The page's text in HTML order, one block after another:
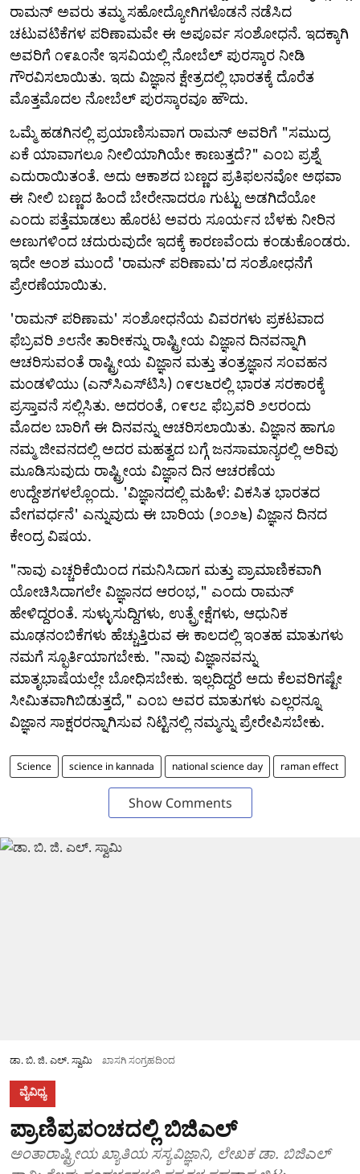
ರಾಮನ್ ಅವರು ತಮ್ಮ ಸಹೋದ್ಯೋಗಿಗಳೊಡನೆ ನಡೆಸಿದ
ಚಟುವಟಿಕೆಗಳ ಪರಿಣಾಮವೇ ಈ ಅಪೂರ್ವ ಸಂಶೋಧನೆ. ಇದಕ್ಕಾಗಿ
ಅವರಿಗೆ ೧೯೩೦ನೇ ಇಸವಿಯಲ್ಲಿ ನೋಬೆಲ್ ಪುರಸ್ಕಾರ ನೀಡಿ
ಗೌರವಿಸಲಾಯಿತು. ಇದು ವಿಜ್ಞಾನ ಕ್ಷೇತ್ರದಲ್ಲಿ ಭಾರತಕ್ಕೆ ದೊರೆತ
ಮೊತ್ತಮೊದಲ ನೋಬೆಲ್ ಪುರಸ್ಕಾರವೂ ಹೌದು.
ಒಮ್ಮೆ ಹಡಗಿನಲ್ಲಿ ಪ್ರಯಾಣಿಸುವಾಗ ರಾಮನ್ ಅವರಿಗೆ "ಸಮುದ್ರ
ಏಕೆ ಯಾವಾಗಲೂ ನೀಲಿಯಾಗಿಯೇ ಕಾಣುತ್ತದೆ?" ಎಂಬ ಪ್ರಶ್ನೆ
ಎದುರಾಯಿತಂತೆ. ಅದು ಆಕಾಶದ ಬಣ್ಣದ ಪ್ರತಿಫಲನವೋ ಅಥವಾ
ಈ ನೀಲಿ ಬಣ್ಣದ ಹಿಂದೆ ಬೇರೇನಾದರೂ ಗುಟ್ಟು ಅಡಗಿದೆಯೋ
ಎಂದು ಪತ್ತೆಮಾಡಲು ಹೊರಟ ಅವರು ಸೂರ್ಯನ ಬೆಳಕು ನೀರಿನ
ಅಣುಗಳಿಂದ ಚದುರುವುದೇ ಇದಕ್ಕೆ ಕಾರಣವೆಂದು ಕಂಡುಕೊಂಡರು.
ಇದೇ ಅಂಶ ಮುಂದೆ 'ರಾಮನ್ ಪರಿಣಾಮ'ದ ಸಂಶೋಧನೆಗೆ
ಪ್ರೇರಣೆಯಾಯಿತು.
'ರಾಮನ್ ಪರಿಣಾಮ' ಸಂಶೋಧನೆಯ ವಿವರಗಳು ಪ್ರಕಟವಾದ
ಫೆಬ್ರವರಿ ೨೮ನೇ ತಾರೀಕನ್ನು ರಾಷ್ಟ್ರೀಯ ವಿಜ್ಞಾನ ದಿನವನ್ನಾಗಿ
ಆಚರಿಸುವಂತೆ ರಾಷ್ಟ್ರೀಯ ವಿಜ್ಞಾನ ಮತ್ತು ತಂತ್ರಜ್ಞಾನ ಸಂವಹನ
ಮಂಡಳಿಯು (ಎನ್‌ಸಿಎಸ್‌ಟಿಸಿ) ೧೯೮೬ರಲ್ಲಿ ಭಾರತ ಸರಕಾರಕ್ಕೆ
ಪ್ರಸ್ತಾವನೆ ಸಲ್ಲಿಸಿತು. ಅದರಂತೆ, ೧೯೮೭ ಫೆಬ್ರವರಿ ೨೮ರಂದು
ಮೊದಲ ಬಾರಿಗೆ ಈ ದಿನವನ್ನು ಆಚರಿಸಲಾಯಿತು. ವಿಜ್ಞಾನ ಹಾಗೂ
ನಮ್ಮ ಜೀವನದಲ್ಲಿ ಅದರ ಮಹತ್ವದ ಬಗ್ಗೆ ಜನಸಾಮಾನ್ಯರಲ್ಲಿ ಅರಿವು
ಮೂಡಿಸುವುದು ರಾಷ್ಟ್ರೀಯ ವಿಜ್ಞಾನ ದಿನ ಆಚರಣೆಯ
ಉದ್ದೇಶಗಳಲ್ಲೊಂದು. 'ವಿಜ್ಞಾನದಲ್ಲಿ ಮಹಿಳೆ: ವಿಕಸಿತ ಭಾರತದ
ವೇಗವರ್ಧನೆ' ಎನ್ನುವುದು ಈ ಬಾರಿಯ (೨೦೨೬) ವಿಜ್ಞಾನ ದಿನದ
ಕೇಂದ್ರ ವಿಷಯ.
"ನಾವು ಎಚ್ಚರಿಕೆಯಿಂದ ಗಮನಿಸಿದಾಗ ಮತ್ತು ಪ್ರಾಮಾಣಿಕವಾಗಿ
ಯೋಚಿಸಿದಾಗಲೇ ವಿಜ್ಞಾನದ ಆರಂಭ," ಎಂದು ರಾಮನ್
ಹೇಳಿದ್ದರಂತೆ. ಸುಳ್ಳುಸುದ್ದಿಗಳು, ಉತ್ಪ್ರೇಕ್ಷೆಗಳು, ಆಧುನಿಕ
ಮೂಢನಂಬಿಕೆಗಳು ಹೆಚ್ಚುತ್ತಿರುವ ಈ ಕಾಲದಲ್ಲಿ ಇಂತಹ ಮಾತುಗಳು
ನಮಗೆ ಸ್ಫೂರ್ತಿಯಾಗಬೇಕು. "ನಾವು ವಿಜ್ಞಾನವನ್ನು
ಮಾತೃಭಾಷೆಯಲ್ಲೇ ಬೋಧಿಸಬೇಕು. ಇಲ್ಲದಿದ್ದರೆ ಅದು ಕೆಲವರಿಗಷ್ಟೇ
ಸೀಮಿತವಾಗಿಬಿಡುತ್ತದೆ," ಎಂಬ ಅವರ ಮಾತುಗಳು ಎಲ್ಲರನ್ನೂ
ವಿಜ್ಞಾನ ಸಾಕ್ಷರರನ್ನಾಗಿಸುವ ನಿಟ್ಟಿನಲ್ಲಿ ನಮ್ಮನ್ನು ಪ್ರೇರೇಪಿಸಬೇಕು.
Science science in kannada national science day raman effect
Show Comments
ಡಾ. ಬಿ. ಜಿ. ಎಲ್. ಸ್ವಾಮಿ ಖಾಸಗಿ ಸಂಗ್ರಹದಿಂದ
ವೈವಿಧ್ಯ
ಪ್ರಾಣಿಪ್ರಪಂಚದಲ್ಲಿ ಬಿಜಿಎಲ್
ಅಂತಾರಾಷ್ಟ್ರೀಯ ಖ್ಯಾತಿಯ ಸಸ್ಯವಿಜ್ಞಾನಿ, ಲೇಖಕ ಡಾ. ಬಿಜಿಎಲ್